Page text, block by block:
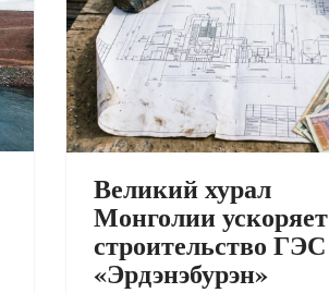
Великий хурал
Монголии ускоряет
строительство ГЭС
«Эрдэнэбурэн»